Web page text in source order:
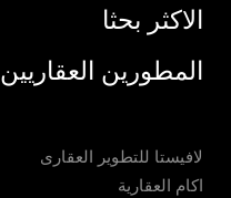
الاكثر بحثا
المطورين العقاريين
لافيستا للتطوير العقارى
اكام العقارية